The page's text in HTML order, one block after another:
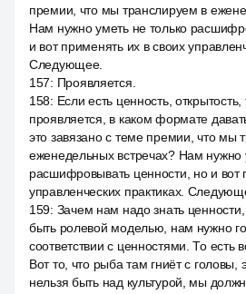
премии, что мы транслируем в
Нам нужно уметь не только
и вот применять их в своих
Следующее.
157: Проявляется.
158: Если есть ценность,
проявляется, в каком формате
это завязано с теме премии, что мы
еженедельных встречах? Нам нужно
расшифровывать ценности, но и вот
управленческих практиках.
159: Зачем нам надо знать
быть ролевой моделью, нам нужно
соответствии с ценностями. То есть
Вот то, что рыба там гниёт с головы,
нельзя быть над культурой, мы